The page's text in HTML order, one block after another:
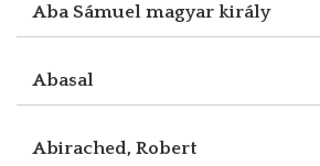
Aba Sámuel magyar király
Abasal
Abirached, Robert